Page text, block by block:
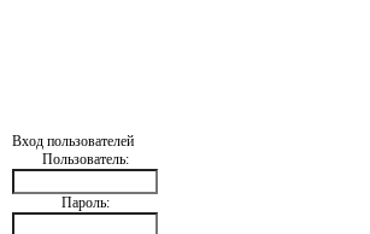
Вход пользователей
Пользователь:
Пароль: